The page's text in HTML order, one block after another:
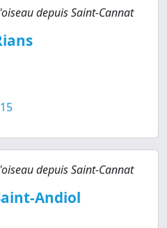
depuis Saint-Cannat
depuis Saint-Cannat
Andiol